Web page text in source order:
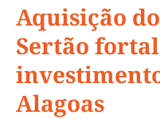
Aquisição
Sertão
Alagoas